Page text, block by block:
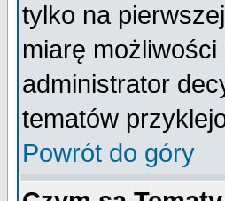
tylko na
miarę
administrator
tematów
Powrót do góry